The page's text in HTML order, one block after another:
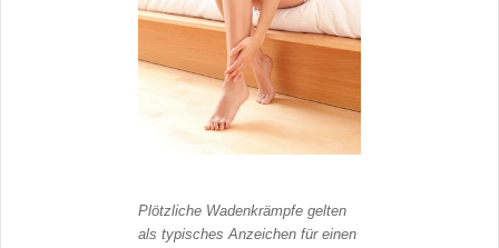
Plötzliche Wadenkrämpfe gelten
als typisches Anzeichen für einen